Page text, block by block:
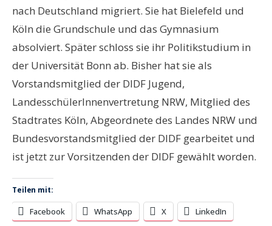
nach Deutschland migriert. Sie hat Bielefeld und
Köln die Grundschule und das Gymnasium
absolviert. Später schloss sie ihr Politikstudium in
der Universität Bonn ab. Bisher hat sie als
Vorstandsmitglied der DIDF Jugend,
LandesschülerInnenvertretung NRW, Mitglied des
Stadtrates Köln, Abgeordnete des Landes NRW und
Bundesvorstandsmitglied der DIDF gearbeitet und
ist jetzt zur Vorsitzenden der DIDF gewählt worden.
Teilen mit:
Facebook WhatsApp X LinkedIn